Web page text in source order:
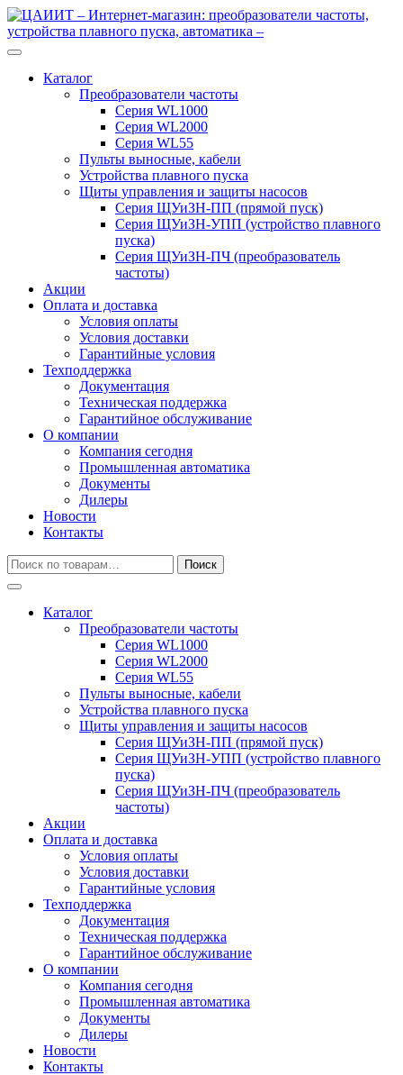
Перейти
к
навигации
Перейти
к
содержимому
Каталог
Преобразователи частоты
Серия WL1000
Серия WL2000
Серия WL55
Пульты выносные, кабели
Устройства плавного пуска
Щиты управления и защиты насосов
Серия ЩУиЗН-ПП (прямой пуск)
Серия ЩУиЗН-УПП (устройство плавного
пуска)
Серия ЩУиЗН-ПЧ (преобразователь
частоты)
Акции
Оплата и доставка
Условия оплаты
Условия доставки
Гарантийные условия
Техподдержка
Документация
Техническая поддержка
Гарантийное обслуживание
О компании
Компания сегодня
Промышленная автоматика
Документы
Дилеры
Новости
Контакты
Искать:
Поиск
Каталог
Преобразователи частоты
Серия WL1000
Серия WL2000
Серия WL55
Пульты выносные, кабели
Устройства плавного пуска
Щиты управления и защиты насосов
Серия ЩУиЗН-ПП (прямой пуск)
Серия ЩУиЗН-УПП (устройство плавного
пуска)
Серия ЩУиЗН-ПЧ (преобразователь
частоты)
Акции
Оплата и доставка
Условия оплаты
Условия доставки
Гарантийные условия
Техподдержка
Документация
Техническая поддержка
Гарантийное обслуживание
О компании
Компания сегодня
Промышленная автоматика
Документы
Дилеры
Новости
Контакты